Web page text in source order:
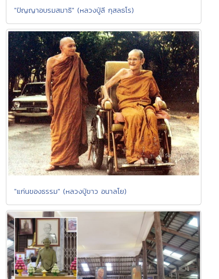
"ปัญญาอบรมสมาธิ" (หลวงปู่ลี กุสลธโร)
"แก่นของธรรม" (หลวงปู่ขาว อนาลโย)